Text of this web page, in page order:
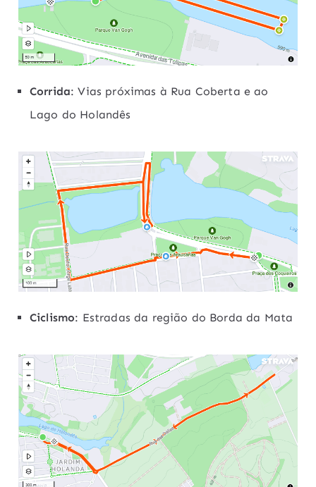
Corrida: Vias próximas à Rua Coberta e ao
Lago do Holandês
Ciclismo: Estradas da região do Borda da Mata